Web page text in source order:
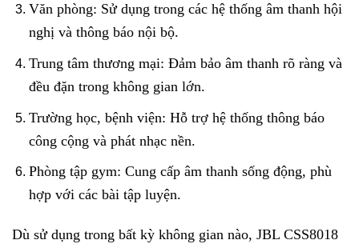
Văn phòng: Sử dụng trong các hệ thống âm thanh hội
nghị và thông báo nội bộ.
Trung tâm thương mại: Đảm bảo âm thanh rõ ràng và
đều đặn trong không gian lớn.
Trường học, bệnh viện: Hỗ trợ hệ thống thông báo
công cộng và phát nhạc nền.
Phòng tập gym: Cung cấp âm thanh sống động, phù
hợp với các bài tập luyện.
Dù sử dụng trong bất kỳ không gian nào, JBL CSS8018